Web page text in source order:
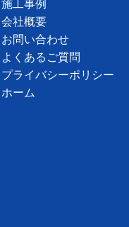
施工事例
会社概要
お問い合わせ
よくあるご質問
プライバシーポリシー
ホーム